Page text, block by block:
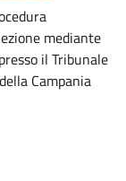
mediante
il Tribunale
Campania